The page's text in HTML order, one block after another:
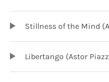
Stillness of the Mind
Libertango (Astor